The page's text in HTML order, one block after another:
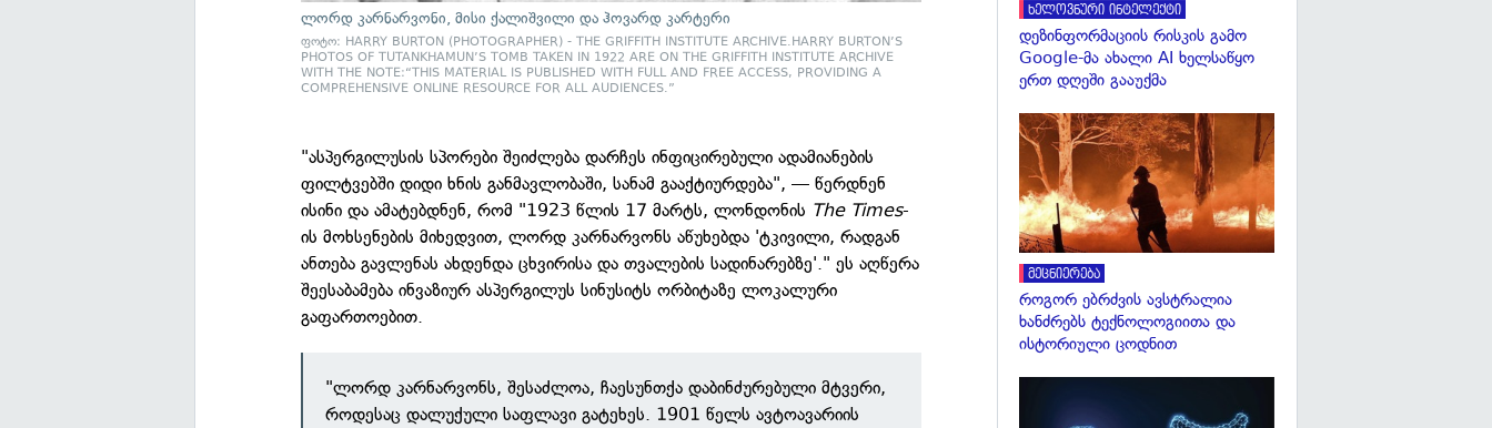
ლორდ კარნარვონი, მისი ქალიშვილი და ჰოვარდ კარტერი
ფოტო: HARRY BURTON (PHOTOGRAPHER) - THE GRIFFITH INSTITUTE ARCHIVE.HARRY BURTON’S
PHOTOS OF TUTANKHAMUN’S TOMB TAKEN IN 1922 ARE ON THE GRIFFITH INSTITUTE ARCHIVE
WITH THE NOTE:“THIS MATERIAL IS PUBLISHED WITH FULL AND FREE ACCESS, PROVIDING A
COMPREHENSIVE ONLINE RESOURCE FOR ALL AUDIENCES.”
"ასპერგილუსის სპორები შეიძლება დარჩეს ინფიცირებული ადამიანების
ფილტვებში დიდი ხნის განმავლობაში, სანამ გააქტიურდება", — წერდნენ
ისინი და ამატებდნენ, რომ "1923 წლის 17 მარტს, ლონდონის The Times-
ის მოხსენების მიხედვით, ლორდ კარნარვონს აწუხებდა 'ტკივილი, რადგან
ანთება გავლენას ახდენდა ცხვირისა და თვალების სადინარებზე'." ეს აღწერა
შეესაბამება ინვაზიურ ასპერგილუს სინუსიტს ორბიტაზე ლოკალური
გაფართოებით.
"ლორდ კარნარვონს, შესაძლოა, ჩაესუნთქა დაბინძურებული მტვერი,
როდესაც დალუქული საფლავი გატეხეს. 1901 წელს ავტოავარიის
ხელოვნური ინტელექტი
დეზინფორმაციის რისკის გამო
Google-მა ახალი AI ხელსაწყო
ერთ დღეში გააუქმა
მეცნიერება
როგორ ებრძვის ავსტრალია
ხანძრებს ტექნოლოგიითა და
ისტორიული ცოდნით